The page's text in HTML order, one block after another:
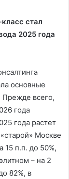
стал
2025 года
основные
Прежде всего,
года
года растет
Москве
15 п.п. до 50%,
– на 2
82%, в